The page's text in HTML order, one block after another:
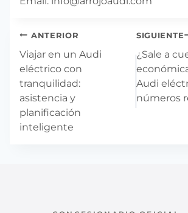
Navegación
de
entradas
ANTERIOR
Viajar en un Audi
eléctrico con
tranquilidad:
asistencia y
planificación
inteligente
SIGUIENTE
¿Sale a
Audi
números